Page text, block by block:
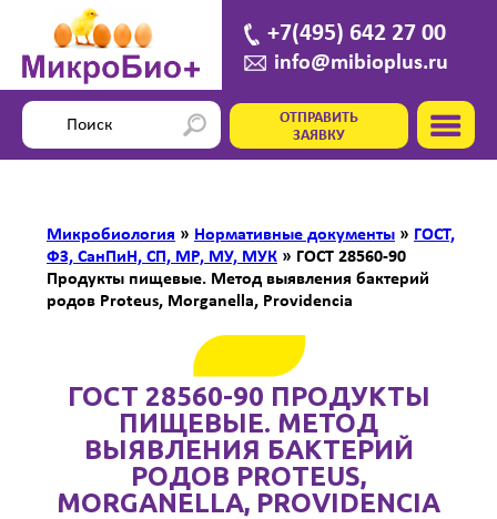
+7(495) 642 27 00
info@mibioplus.ru
ОТПРАВИТЬ
ЗАЯВКУ
Микробиология » Нормативные документы » ГОСТ,
ФЗ, СанПиН, СП, МР, МУ, МУК » ГОСТ 28560-90
Продукты пищевые. Метод выявления бактерий
родов Рrоtеus, Моrgаnеllа, Рrоvidеnсiа
ГОСТ 28560-90 ПРОДУКТЫ
ПИЩЕВЫЕ. МЕТОД
ВЫЯВЛЕНИЯ БАКТЕРИЙ
РОДОВ РRОTЕUS,
МОRGАNЕLLА, РRОVIDЕNСIА